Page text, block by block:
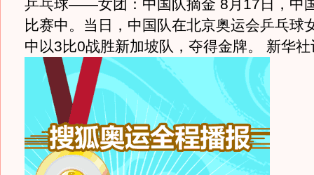
乒乓球——女团：中国队摘金 8月17日，中
比赛中。当日，中国队在北京奥运会乒乓球
中以3比0战胜新加坡队，夺得金牌。 新华